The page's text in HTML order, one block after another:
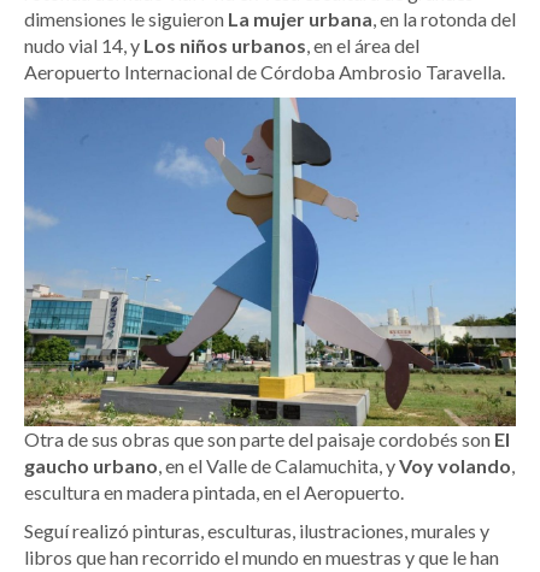
dimensiones le siguieron La mujer urbana, en la rotonda del
nudo vial 14, y Los niños urbanos, en el área del
Aeropuerto Internacional de Córdoba Ambrosio Taravella.
Otra de sus obras que son parte del paisaje cordobés son El
gaucho urbano , en el Valle de Calamuchita, yVoy volando
escultura en madera pintada, en el Aeropuerto.
Seguí realizó pinturas, esculturas, ilustraciones, murales y
libros que han recorrido el mundo en muestras y que le han